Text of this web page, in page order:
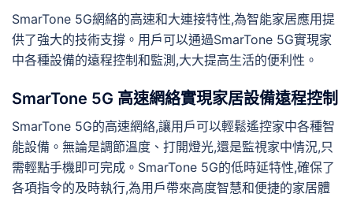
SmarTone 5G網絡的高速和大連接特性,為智能家居應用提
供了強大的技術支撐。用戶可以通過SmarTone 5G實現家
中各種設備的遠程控制和監測,大大提高生活的便利性。
SmarTone 5G 高速網絡實現家居設備遠程控制
SmarTone 5G的高速網絡,讓用戶可以輕鬆遙控家中各種智
能設備。無論是調節溫度、打開燈光,還是監視家中情況,只
需輕點手機即可完成。SmarTone 5G的低時延特性,確保了
各項指令的及時執行,為用戶帶來高度智慧和便捷的家居體